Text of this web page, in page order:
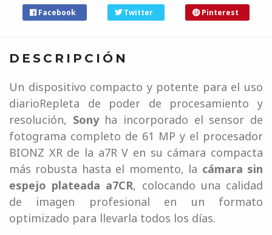
Facebook Twitter Pinterest
DESCRIPCIÓN
Un dispositivo compacto y potente para el uso
diarioRepleta de poder de procesamiento y
resolución, Sonyha incorporado el sensor de
fotograma completo de 61 MP y el procesador
BIONZ XR de la a7R V en su cámara compacta
más robusta hasta el momento, la cámara sin
espejo plateada a7CR, colocando una calidad
de imagen profesional en un formato
optimizado para llevarla todos los días.